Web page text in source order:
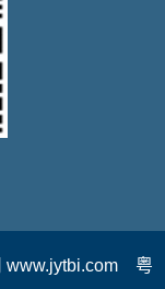
www.jytbi.com
粤